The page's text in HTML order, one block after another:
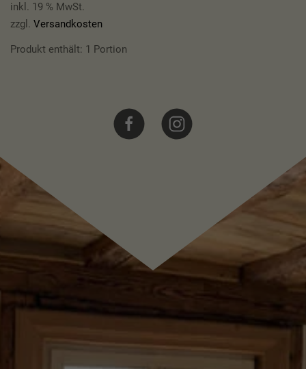
inkl. 19 % MwSt.
zzgl. Versandkosten
Produkt enthält: 1 Portion